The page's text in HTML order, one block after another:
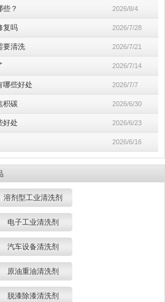
些？ 2026/8/4
复吗 2026/7/28
要清洗 2026/7/21
2026/7/14
哪些好处 2026/7/7
积碳 2026/6/30
好处 2026/6/23
2026/6/16
溶剂型工业清洗剂
电子工业清洗剂
汽车设备清洗剂
原油重油清洗剂
脱漆除漆清洗剂